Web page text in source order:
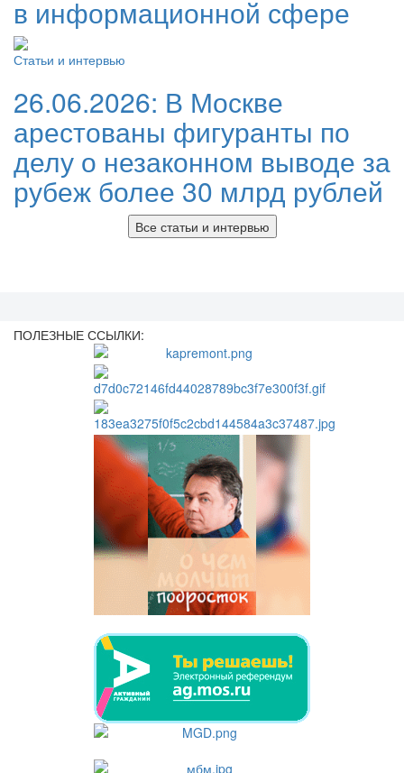
в информационной сфере
Статьи и интервью
26.06.2026: В Москве
арестованы фигуранты по
делу о незаконном выводе за
рубеж более 30 млрд рублей
Все статьи и интервью
ПОЛЕЗНЫЕ ССЫЛКИ: